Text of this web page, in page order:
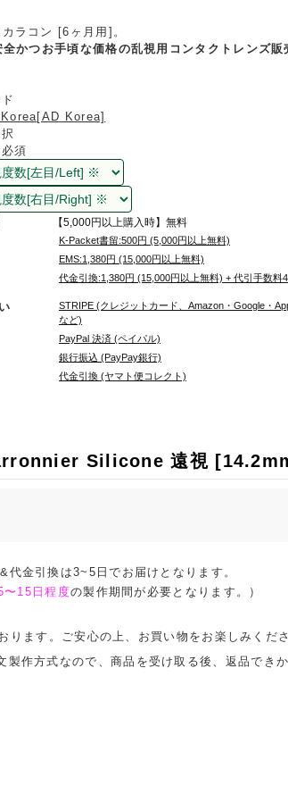
ラコン [6ヶ月用]。
全かつお手頃な価格の乱視用コンタクトレンズ販
[AD Korea]
須
【5,000円以上購入時】無料
K-Packet書留:500円 (5,000円以上無料)
EMS:1,380円 (15,000円以上無料)
代金引換:1,380円 (15,000円以上無料) + 代引手数料
STRIPE (クレジットカード、Amazon・Google・
など)
PayPal 決済 (ペイパル)
銀行振込 (PayPay銀行)
代金引換 (ヤマト便コレクト)
Silicone 遠視
金引換は3~5日でお届けとなります。
〜15日程度の製作期間が必要となります。）
ます。ご安心の上、お買い物をお楽しみくださ
製作方式なので、商品を受け取る後、返品できか